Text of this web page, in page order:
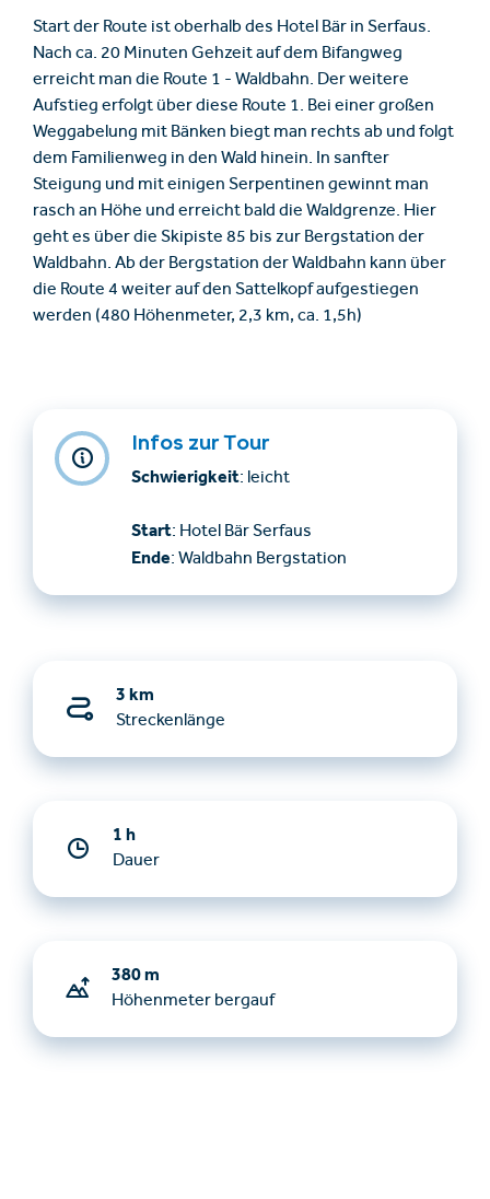
Start der Route ist oberhalb des Hotel Bär in Serfaus.
Nach ca. 20 Minuten Gehzeit auf dem Bifangweg
erreicht man die Route 1 - Waldbahn. Der weitere
Aufstieg erfolgt über diese Route 1. Bei einer großen
Weggabelung mit Bänken biegt man rechts ab und folgt
dem Familienweg in den Wald hinein. In sanfter
Steigung und mit einigen Serpentinen gewinnt man
rasch an Höhe und erreicht bald die Waldgrenze. Hier
geht es über die Skipiste 85 bis zur Bergstation der
Waldbahn. Ab der Bergstation der Waldbahn kann über
die Route 4 weiter auf den Sattelkopf aufgestiegen
werden (480 Höhenmeter, 2,3 km, ca. 1,5h)
Infos zur Tour
Schwierigkeit: leicht
Start: Hotel Bär Serfaus
Ende: Waldbahn Bergstation
3 km
Streckenlänge
1 h
Dauer
380 m
Höhenmeter bergauf